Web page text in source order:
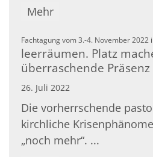
Mehr
Fachtagung vom 3.-4. November 2022
leerräumen. Platz
überraschende Präsenz
26. Juli 2022
Die vorherrschende
kirchliche
„noch mehr“. ...